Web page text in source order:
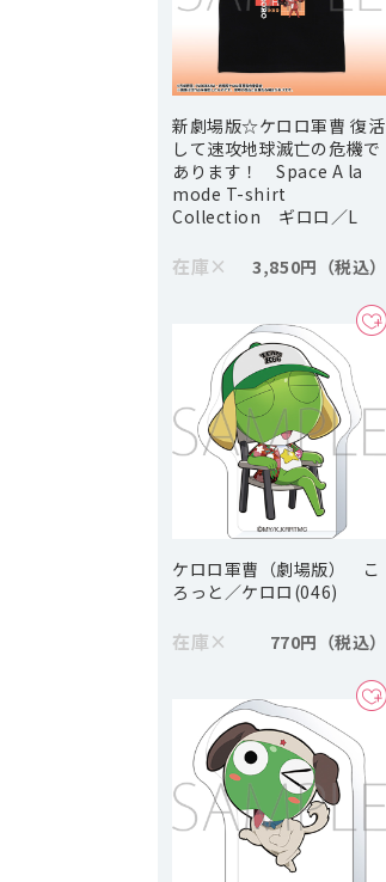
新劇場版☆ケロロ軍曹 復活
して速攻地球滅亡の危機で
あります！ Space A la
mode T-shirt
Collection ギロロ／L
在庫× 3,850円
ケロロ軍曹（劇場版） こ
ろっと／ケロロ(046)
在庫× 770円